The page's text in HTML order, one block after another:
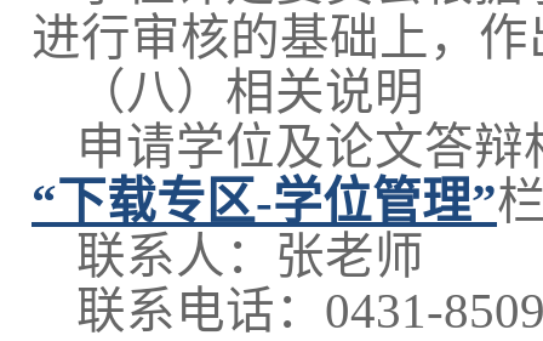
进行审核的基础上，
（八）相关说明
申请学位及论文答
“下载专区-学位管理”
联系人：张老师
联系电话：0431-